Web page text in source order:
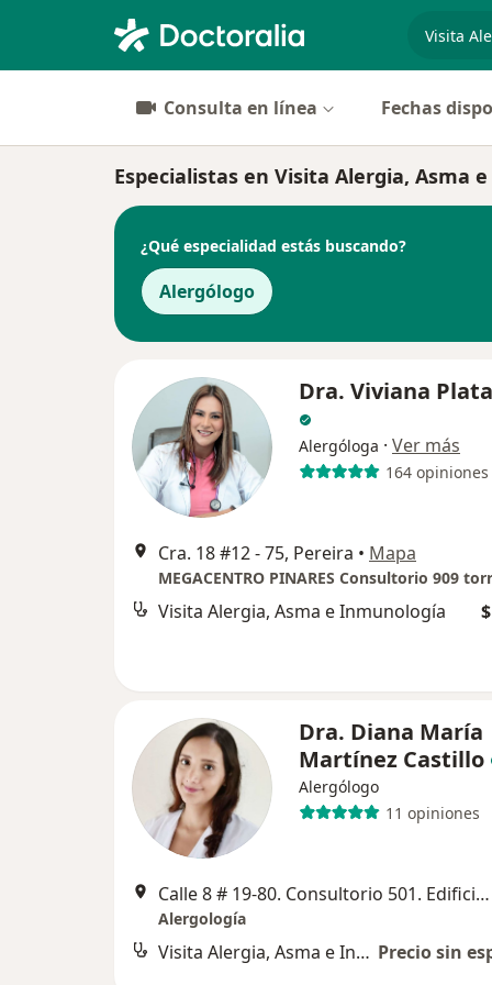
Consulta en línea Fechas
Especialistas en Visita Alergia, Asma
¿Qué especialidad estás buscando?
Alergólogo
Dra. Viviana
Alergóloga · Ver más
164 opiniones
Cra. 18 #12 - 75, Pereira • Mapa
MEGACENTRO PINARES Consultorio 909
Visita Alergia, Asma e Inmunología
Dra. Diana María
Martínez Castillo
Alergólogo
11 opiniones
Calle 8 # 19-80. Consultorio 501. Edificio Premium, Pereira
Alergología
Visita Alergia, Asma e Inmunología Precio sin